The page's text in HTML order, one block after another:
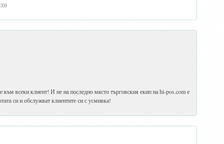
всеки клиент! И не на последно място търговския екип на hi-pos.com е
си и обслужват клиентите си с усмивка!